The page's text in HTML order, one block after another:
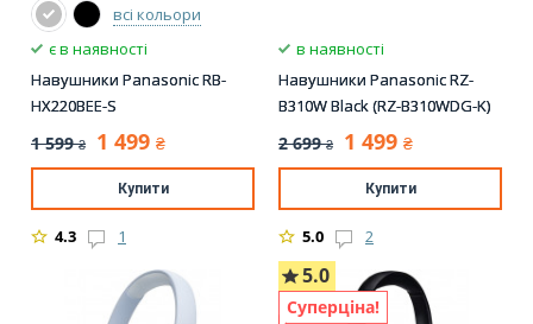
всі кольори
є в наявності
Навушники Panasonic RB-
HX220BEE-S
1 599 ₴ 1 499 ₴
Купити
4.3 1
в наявності
Навушники Panasonic RZ-
B310W Black (RZ-B310WDG-K)
2 699 ₴ 1 499 ₴
Купити
5.0 2
5.0
Суперціна!